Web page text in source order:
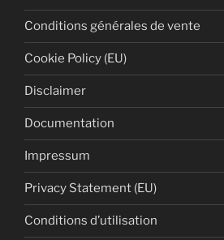
Conditions générales de vente
Cookie Policy (EU)
Disclaimer
Documentation
Impressum
Privacy Statement (EU)
Conditions d’utilisation